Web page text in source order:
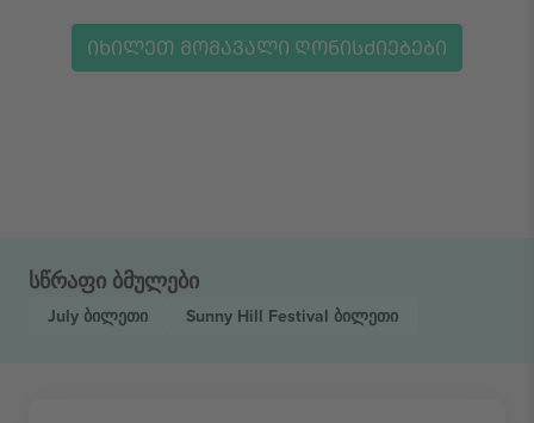
ᲘᲮᲘᲚᲔᲗ ᲛᲝᲛᲐᲕᲐᲚᲘ ᲦᲝᲜᲘᲡᲫᲘᲔᲑᲔᲑᲘ
სწრაფი ბმულები
July ბილეთი Sunny Hill Festival ბილეთი